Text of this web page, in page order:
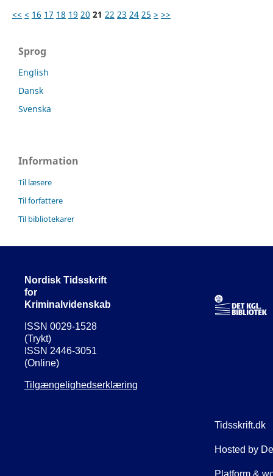
<< < 16 17 18 19 20 21 22 23 24 25 > >>
Sprog
English
Dansk
Svenska
Information
Til læsere
Til forfattere
Til bibliotekarer
Nordisk Tidsskrift
for
Kriminalvidenskab
ISSN 0029-1528
(Trykt)
ISSN 2446-3051
(Online)
Tilgængelighedserklæring